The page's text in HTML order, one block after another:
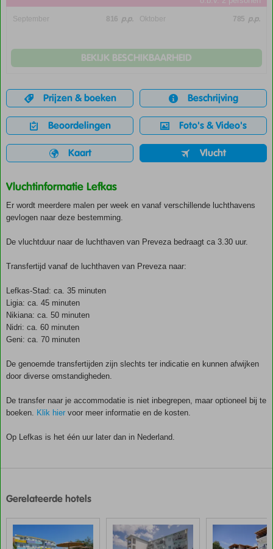
September 816 p.p. Oktober 785 p.p.
BEKIJK BESCHIKBAARHEID
Prijzen & boeken Beschrijving
Beoordelingen Foto's & Video's
Kaart Vlucht
Vluchtinformatie Lefkas
Er wordt meerdere malen per week en vanaf verschillende luchthavens
gevlogen naar deze bestemming.
De vluchtduur naar de luchthaven van Preveza bedraagt ca 3.30 uur.
Transfertijd vanaf de luchthaven van Preveza naar:
Lefkas-Stad: ca. 35 minuten
Ligia: ca. 45 minuten
Nikiana: ca. 50 minuten
Nidri: ca. 60 minuten
Geni: ca. 70 minuten
De genoemde transfertijden zijn slechts ter indicatie en kunnen afwijken
door diverse omstandigheden.
De transfer naar je accommodatie is niet inbegrepen, maar optioneel bij te
boeken. Klik hier voor meer informatie en de kosten.
Op Lefkas is het één uur later dan in Nederland.
door
klanten
gegeven
na
Gerelateerde hotels